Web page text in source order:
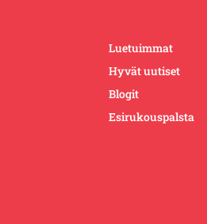
Luetuimmat
Hyvät uutiset
Blogit
Esirukouspalsta